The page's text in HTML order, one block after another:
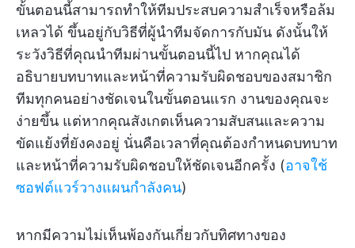
ขั้นตอนนี้สามารถทำให้ทีมประสบความสำเร็จหรือล้ม
เหลวได้ ขึ้นอยู่กับวิธีที่ผู้นำทีมจัดการกับมัน ดังนั้นให้
ระวังวิธีที่คุณนำทีมผ่านขั้นตอนนี้ไป หากคุณได้
อธิบายบทบาทและหน้าที่ความรับผิดชอบของสมาชิก
ทีมทุกคนอย่างชัดเจนในขั้นตอนแรก งานของคุณจะ
ง่ายขึ้น แต่หากคุณสังเกตเห็นความสับสนและความ
ขัดแย้งที่ยังคงอยู่ นั่นคือเวลาที่คุณต้องกำหนดบทบาท
และหน้าที่ความรับผิดชอบให้ชัดเจนอีกครั้ง (อาจใช้
ซอฟต์แวร์วางแผนกำลังคน)
หากมีความไม่เห็นพ้องกันเกี่ยวกับทิศทางของ